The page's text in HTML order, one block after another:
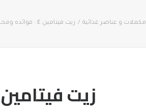
مكملات و عناصر غذائية زيت فيتامين E : فوائده ومحاذير الاستخدام
زيت فيتامين E : فوائده ومحاذير الاستخدام